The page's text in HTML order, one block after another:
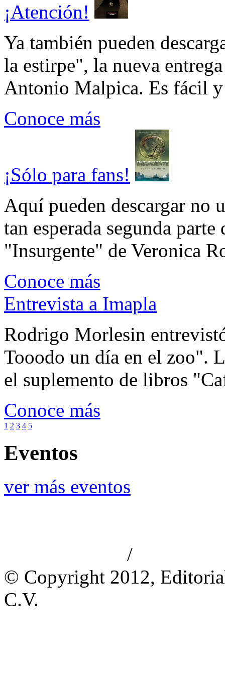
¡Atención!
Ya también pueden
la estirpe", la nueva
Antonio Malpica. Es fácil
Conoce más
¡Sólo para fans!
Aquí pueden descargar no
tan esperada segunda
"Insurgente" de Veronica
Conoce más
Entrevista a Imapla
Rodrigo Morlesin
Tooodo un día en el zoo".
el suplemento de libros
Conoce más
1 2 3 4 5
Eventos
ver más eventos
/
© Copyright 2012,
C.V.